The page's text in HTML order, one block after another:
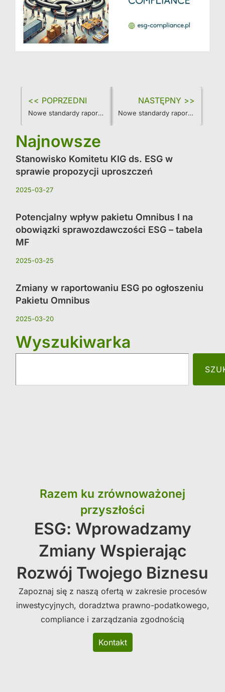
<< POPRZEDNI
Nowe standardy raportowania zrównoważonego rozwoju ESRS S1 – właśni pracownicy
NASTĘPNY >>
Nowe standardy raportowania zrównoważonego rozwoju ESRS S3 – dotknięte społeczności
Najnowsze
Stanowisko Komitetu KIG ds. ESG w
sprawie propozycji uproszczeń
2025-03-27
Potencjalny wpływ pakietu Omnibus I na
obowiązki sprawozdawczości ESG – tabela
MF
2025-03-25
Zmiany w raportowaniu ESG po ogłoszeniu
Pakietu Omnibus
2025-03-20
Wyszukiwarka
Razem ku zrównoważonej
przyszłości
ESG: Wprowadzamy
Zmiany Wspierając
Rozwój Twojego Biznesu
Zapoznaj się z naszą ofertą w zakresie procesów
inwestycyjnych, doradztwa prawno-podatkowego,
compliance i zarządzania zgodnością
Kontakt